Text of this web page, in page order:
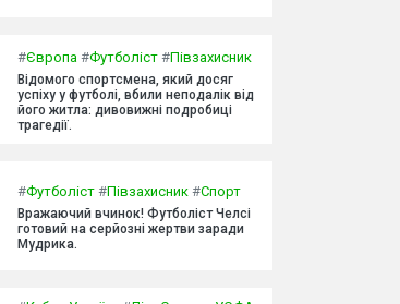
#Європа #Футболіст #Півзахисник
Відомого спортсмена, який досяг
успіху у футболі, вбили неподалік від
його житла: дивовижні подробиці
трагедії.
#Футболіст #Півзахисник #Спорт
Вражаючий вчинок! Футболіст Челсі
готовий на серйозні жертви заради
Мудрика.